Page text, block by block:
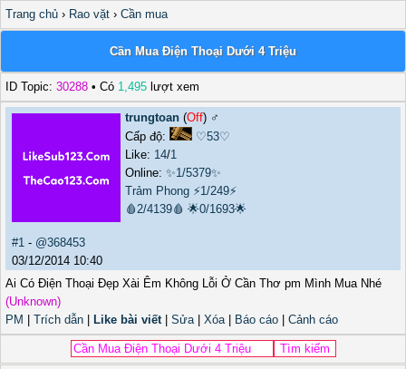
Trang chủ › Rao vặt › Cần mua
Cần Mua Điện Thoại Dưới 4 Triệu
ID Topic: 30288 • Có 1,495 lượt xem
trungtoan (Off) ♂️
Cấp độ:
♡53♡
Like: 14/1
Online: ✨1/5379✨
Trảm Phong ⚡1/249⚡
🩸2/4139🩸 🌟0/1693🌟
#1 - @368453
03/12/2014 10:40
Ai Có Điện Thoại Đẹp Xài Êm Không Lỗi Ở Cần Thơ pm Mình Mua Nhé
(Unknown)
PM
Trích dẫn Like bài viết| Sửa| Xóa| Báo cáo Cảnh cáo